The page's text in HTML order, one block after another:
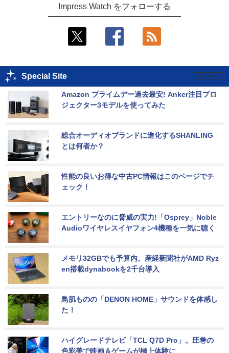
Impress Watch をフォローする
Special Site
Amazon プライムデー過去最安! Anker注目プロ
ジェクター3モデルを使ってみた
総合オーディオブランドに進化するSHANLING
とは何者か？
性能の良いお得な中古PC情報はこのページでチ
ェック！
エントリーなのに脅威の実力!「Osprey」Noble
Audioワイヤレスイヤフォン4機種を一気に聴く
メモリ32GBでも予算内。産経新聞社がAMD Ryz
en搭載dynabookを2千台導入
鳥肌ものの「DENON HOME」サウンドを体感し
た！
ハイグレードテレビ「TCL Q7D Pro」。圧巻の
色彩美で映画＆ゲームが極上体験に